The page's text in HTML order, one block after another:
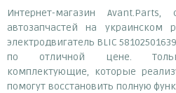
Интернет-магазин
автозапчастей на украинском
электродвигатель BLIC
по отличной цене.
комплектующие, которые
помогут восстановить полную